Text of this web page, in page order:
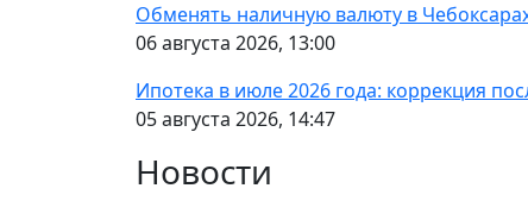
Обменять наличную валюту в
06 августа 2026, 13:00
Ипотека в июле 2026 года: коррекция
05 августа 2026, 14:47
Новости